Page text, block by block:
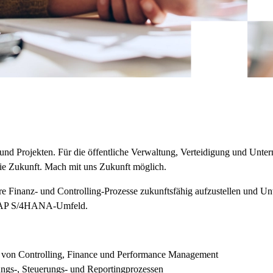
Projekten. Für die öffentliche Verwaltung, Verteidigung und
Zukunft. Mach mit uns Zukunft möglich.
und Controlling-Prozesse zukunftsfähig aufzustellen und
S/4HANA-Umfeld.
Controlling, Finance und Performance Management
, Steuerungs- und Reportingprozessen